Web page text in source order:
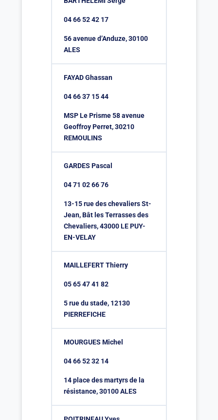
04 66 52 42 17
56 avenue d’Anduze, 30100
ALES
FAYAD Ghassan
04 66 37 15 44
MSP Le Prisme 58 avenue
Geoffroy Perret, 30210
REMOULINS
GARDES Pascal
04 71 02 66 76
13-15 rue des chevaliers St-
Jean, Bât les Terrasses des
Chevaliers, 43000 LE PUY-
EN-VELAY
MAILLEFERT Thierry
05 65 47 41 82
5 rue du stade, 12130
PIERREFICHE
MOURGUES Michel
04 66 52 32 14
14 place des martyrs de la
résistance, 30100 ALES